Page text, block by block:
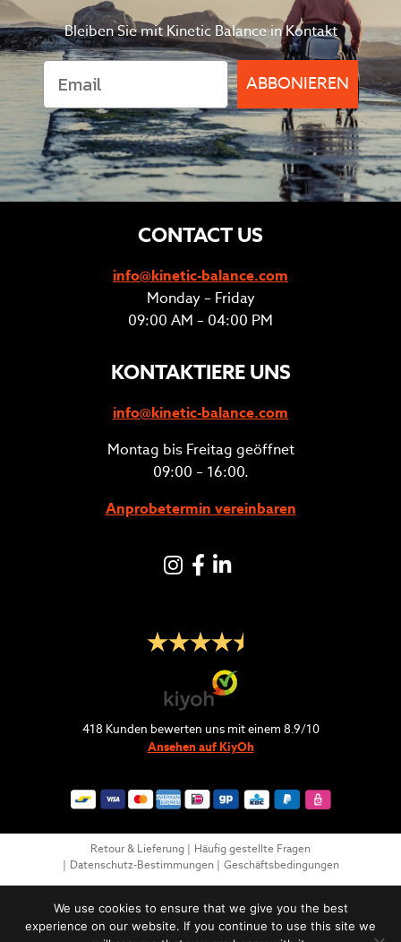
Bleiben Sie mit Kinetic Balance in Kontakt
ABBONIEREN
CONTACT US
info@kinetic-balance.com
Monday – Friday
09:00 AM – 04:00 PM
KONTAKTIERE UNS
info@kinetic-balance.com
Montag bis Freitag geöffnet
09:00 – 16:00.
Anprobetermin vereinbaren
Instagram
Facebook
LinkedIN
418 Kunden bewerten uns mit einem 8.9/10
Ansehen auf KiyOh
Retour & Lieferung
Häufig gestellte Fragen
Datenschutz-Bestimmungen
Geschäftsbedingungen
We use cookies to ensure that we give you the best
experience on our website. If you continue to use this site we